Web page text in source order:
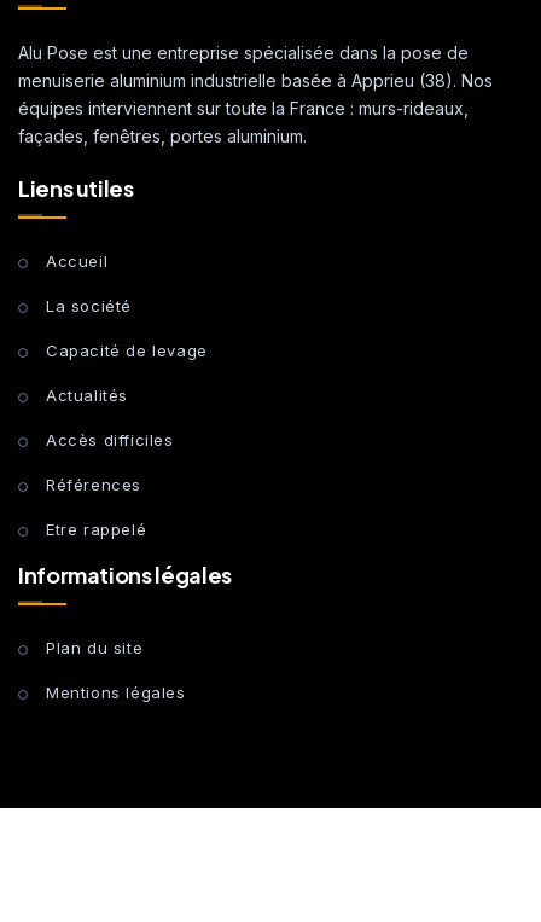
Alu Pose est une entreprise spécialisée dans la pose de
menuiserie aluminium industrielle basée à Apprieu (38). Nos
équipes interviennent sur toute la France : murs-rideaux,
façades, fenêtres, portes aluminium.
Liens utiles
Accueil
La société
Capacité de levage
Actualités
Accès difficiles
Références
Etre rappelé
Informations légales
Plan du site
Mentions légales